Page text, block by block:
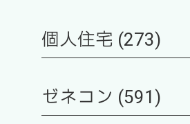
個人住宅 (273)
ゼネコン (591)